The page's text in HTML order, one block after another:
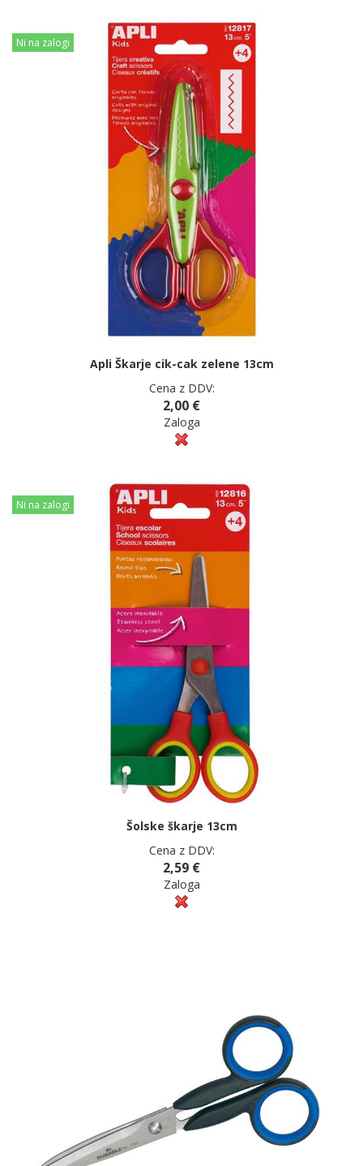
Ni na zalogi
Apli Škarje cik-cak zelene 13cm
Cena z DDV:
2,00 €
Zaloga
Ni na zalogi
Šolske škarje 13cm
Cena z DDV:
2,59 €
Zaloga